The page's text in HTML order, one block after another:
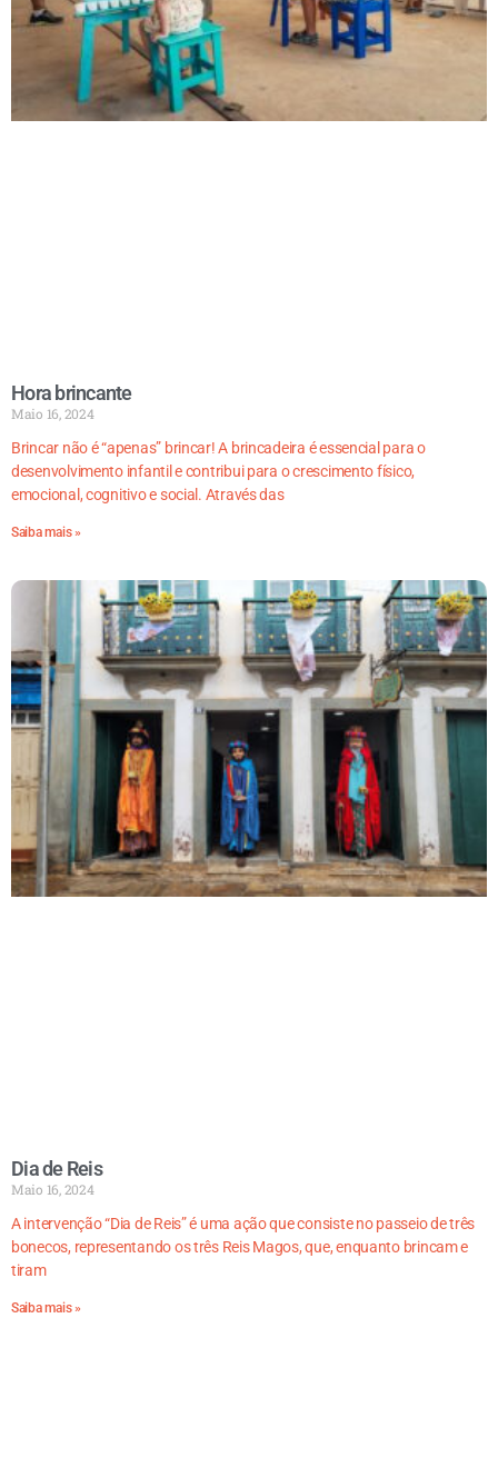
Hora brincante
Maio 16, 2024
Brincar não é “apenas” brincar! A brincadeira é essencial para o
desenvolvimento infantil e contribui para o crescimento físico,
emocional, cognitivo e social. Através das
Saiba mais »
Dia de Reis
Maio 16, 2024
A intervenção “Dia de Reis” é uma ação que consiste no passeio de três
bonecos, representando os três Reis Magos, que, enquanto brincam e
tiram
Saiba mais »